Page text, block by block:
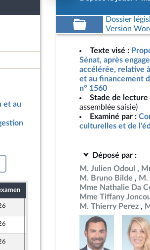
et au
Dossier
Version
Texte visé :
Sénat, après
accélérée, relative
et au financement
n° 1560
Stade de lecture
assemblée saisie)
Examiné par :
culturelles et de
Déposé par :
M. Julien Odoul
M. Bruno Bilde
M.
Mme Nathalie Da
Mme Tiffany
M. Thierry Perez